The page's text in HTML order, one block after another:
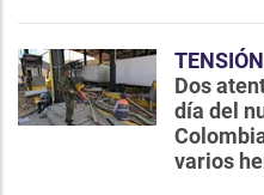
TENSIÓN
Dos
día del
varios